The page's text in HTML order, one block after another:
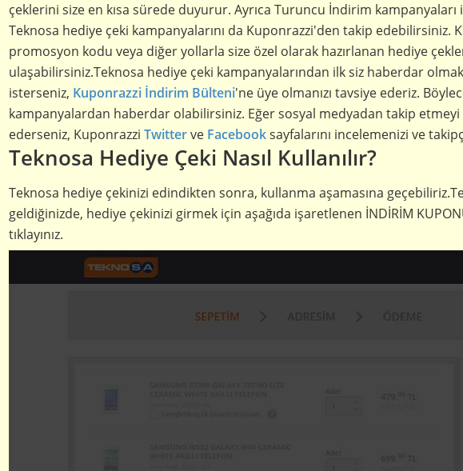
çeklerini size en kısa sürede duyurur. Ayrıca Turuncu İndirim
Teknosa hediye çeki kampanyalarını da Kuponrazzi'den takip edebilirsiniz.
promosyon kodu veya diğer yollarla size özel olarak hazırlanan hediye
ulaşabilirsiniz.Teknosa hediye çeki kampanyalarından ilk siz haberdar olmak
isterseniz, Kuponrazzi İndirim Bülteni'ne üye olmanızı tavsiye ederiz.
kampanyalardan haberdar olabilirsiniz. Eğer sosyal medyadan takip
ederseniz, Kuponrazzi Twitterve Facebook sayfalarını incelemenizi ve
Teknosa Hediye Çeki Nasıl Kullanılır?
Teknosa hediye çekinizi edindikten sonra, kullanma aşamasına
geldiğinizde, hediye çekinizi girmek için aşağıda işaretlenen İNDİRİM
tıklayınız.